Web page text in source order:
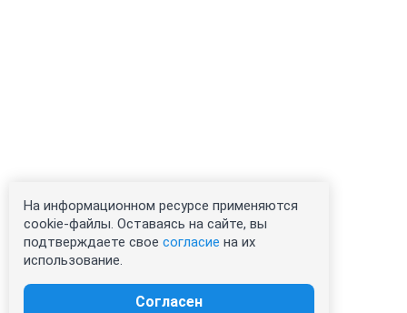
На информационном ресурсе применяются
cookie-файлы. Оставаясь на сайте, вы
подтверждаете свое согласие на их
использование.
Согласен